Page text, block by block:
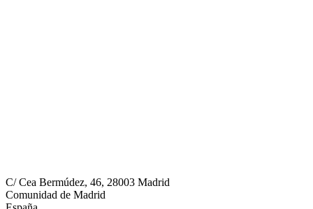
C/ Cea Bermúdez, 46, 28003 Madrid
Comunidad de Madrid